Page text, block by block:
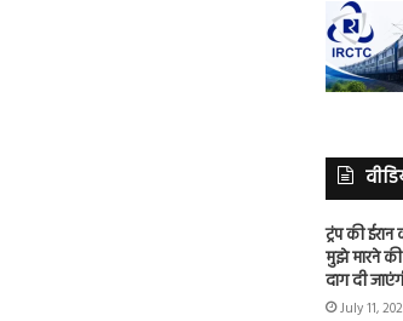
ट्रंप की
मुझे मारने
दाग दी
July 11,